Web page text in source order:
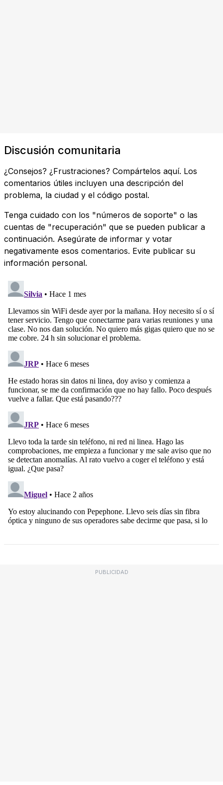
Discusión comunitaria
¿Consejos? ¿Frustraciones? Compártelos aquí. Los
comentarios útiles incluyen una descripción del
problema, la ciudad y el código postal.
Tenga cuidado con los "números de soporte" o las
cuentas de "recuperación" que se pueden publicar a
continuación. Asegúrate de informar y votar
negativamente esos comentarios. Evite publicar su
información personal.
PUBLICIDAD